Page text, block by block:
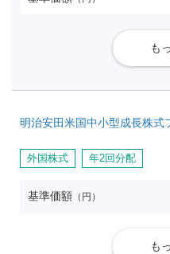
も
明治安田米国中小型成長株式
外国株式 年2回分配
基準価額 （円）
も